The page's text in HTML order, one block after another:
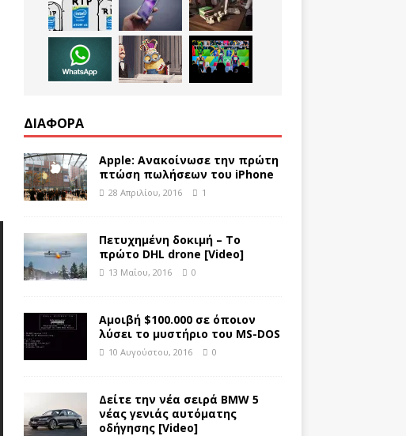
ΔΙΑΦΟΡΑ
Apple: Ανακοίνωσε την πρώτη
πτώση πωλήσεων του iPhone
28 Απριλίου, 2016 1
Πετυχημένη δοκιμή – Το
πρώτο DHL drone [Video]
13 Μαΐου, 2016 0
Αμοιβή $100.000 σε όποιον
λύσει το μυστήριο του MS-DOS
10 Αυγούστου, 2016 0
Δείτε την νέα σειρά BMW 5
νέας γενιάς αυτόματης
οδήγησης [Video]